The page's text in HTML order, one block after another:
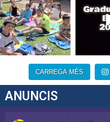
CARREGA MÉS
ANUNCIS